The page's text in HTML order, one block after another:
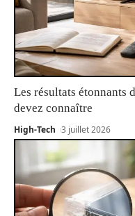
Les résultats étonnants
devez connaître
High-Tech 3 juillet 2026